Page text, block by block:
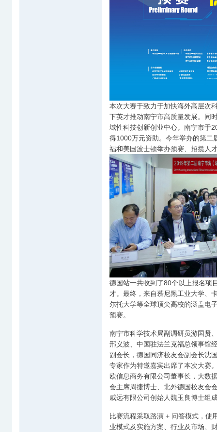
本次大赛于致力于加快海外高层次
下英才推动南宁市高质量发展。同
域性科技创新创业中心。南宁市于
得1000万元资助。今年举办的第二
福和美国波士顿举办预赛、招揽人
德国站一共收到了80个以上报名项
才。最终，来自慕尼黑工业大学、
尔托大学等全球顶尖高校的涵盖电
预赛。
南宁市科学技术局副调研员游国贤
邢义波、中国驻法兰克福总领事馆
副会长，德国同济校友会副会长沈
专家作为特邀嘉宾出席了本次大赛
欧信息商务有限公司董事长，大数
会主席周捷博士、北外德国校友会
威远有限公司创始人魏玉良博士组
比赛流程采取路演 + 问答模式，使
业模式及实施方案、行业及市场、